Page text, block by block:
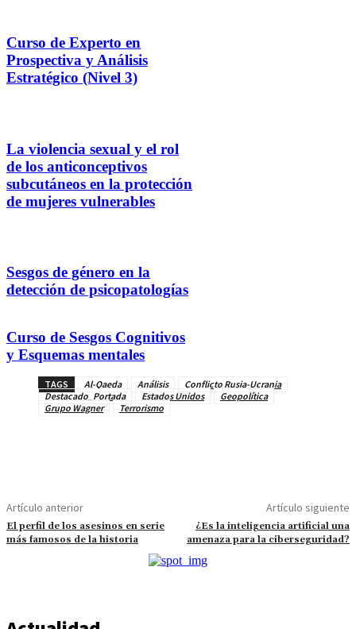
Curso de Experto en
Prospectiva y Análisis
Estratégico (Nivel 3)
La violencia sexual y el rol
de los anticonceptivos
subcutáneos en la protección
de mujeres vulnerables
Sesgos de género en la
detección de psicopatologías
Curso de Sesgos Cognitivos
y Esquemas mentales
TAGS Al-Qaeda Análisis
Conflicto Rusia-Ucrania
Destacado_Portada
Estados Unidos
Geopolítica
Grupo Wagner
Terrorismo
Artículo anterior
El perfil de los asesinos en serie
más famosos de la historia
Artículo siguiente
¿Es la inteligencia artificial una
amenaza para la ciberseguridad?